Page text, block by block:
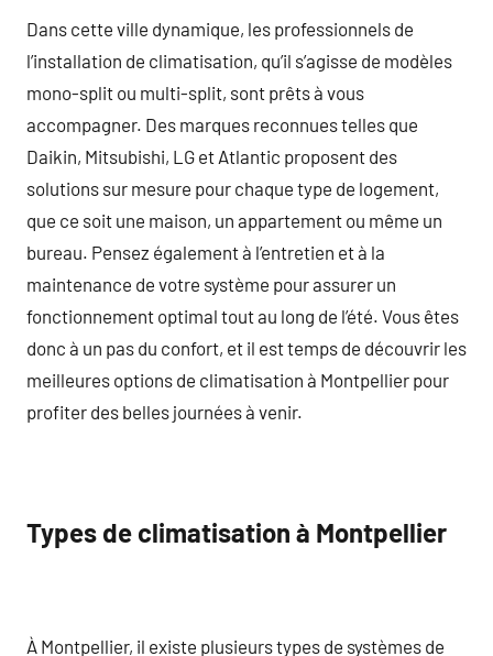
Dans cette ville dynamique, les professionnels de
l’installation de climatisation, qu’il s’agisse de modèles
mono-split ou multi-split, sont prêts à vous
accompagner. Des marques reconnues telles que
Daikin, Mitsubishi, LG et Atlantic proposent des
solutions sur mesure pour chaque type de logement,
que ce soit une maison, un appartement ou même un
bureau. Pensez également à l’entretien et à la
maintenance de votre système pour assurer un
fonctionnement optimal tout au long de l’été. Vous êtes
donc à un pas du confort, et il est temps de découvrir les
meilleures options de climatisation à Montpellier pour
profiter des belles journées à venir.
Types de climatisation à Montpellier
À Montpellier, il existe plusieurs types de systèmes de